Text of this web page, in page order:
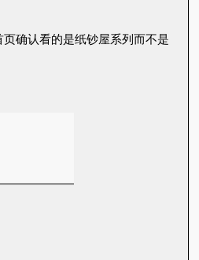
确认看的是纸钞屋系列而不是